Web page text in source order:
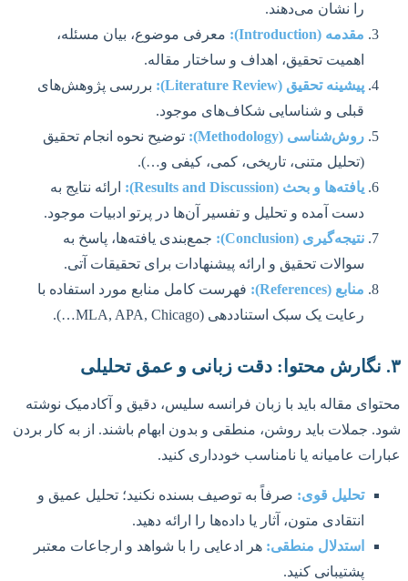
را نشان می‌دهند.
مقدمه (Introduction):
معرفی موضوع، بیان مسئله،
اهمیت تحقیق، اهداف و ساختار مقاله.
پیشینه تحقیق (Literature Review):
بررسی پژوهش‌های
قبلی و شناسایی شکاف‌های موجود.
روش‌شناسی (Methodology):
توضیح نحوه انجام تحقیق
(تحلیل متنی، تاریخی، کمی، کیفی و…).
یافته‌ها و بحث (Results and Discussion):
ارائه نتایج به
دست آمده و تحلیل و تفسیر آن‌ها در پرتو ادبیات موجود.
نتیجه‌گیری (Conclusion):
جمع‌بندی یافته‌ها، پاسخ به
سوالات تحقیق و ارائه پیشنهادات برای تحقیقات آتی.
منابع (References):
فهرست کامل منابع مورد استفاده با
رعایت یک سبک استناددهی (MLA, APA, Chicago…).
۳. نگارش محتوا: دقت زبانی و عمق تحلیلی
محتوای مقاله باید با زبان فرانسه سلیس، دقیق و آکادمیک نوشته
شود. جملات باید روشن، منطقی و بدون ابهام باشند. از به کار بردن
عبارات عامیانه یا نامناسب خودداری کنید.
تحلیل قوی: صرفاً به توصیف بسنده نکنید؛ تحلیل عمیق و
انتقادی متون، آثار یا داده‌ها را ارائه دهید.
استدلال منطقی: هر ادعایی را با شواهد و ارجاعات معتبر
پشتیبانی کنید.